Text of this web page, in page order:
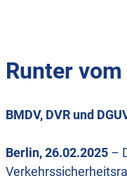
Runter
BMDV, DVR und
Berlin, 26.02.2025 –